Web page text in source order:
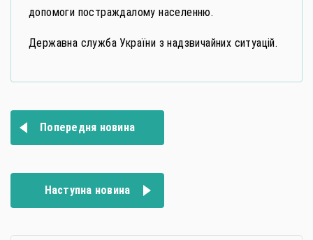
допомоги постраждалому населенню.
Державна служба України з надзвичайних ситуацій.
Навігація
записів
Попередня новина
Наступна новина